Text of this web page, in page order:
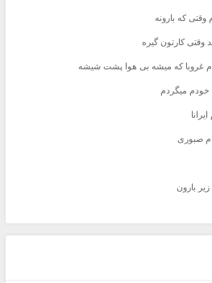
وقتی که بارونه
وقتی کارتون گیره
غروبا که میشه بی هوا پشت شیشه
خودم میگردم
صبوری
زیر بارون